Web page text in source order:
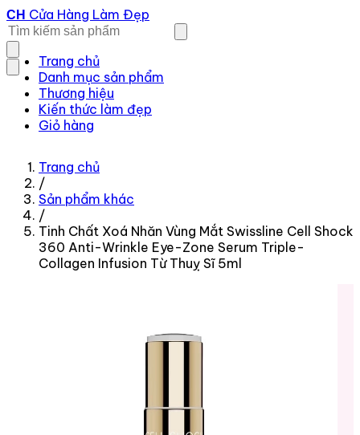
CH Cửa Hàng Làm Đẹp
Trang chủ
Danh mục sản phẩm
Thương hiệu
Kiến thức làm đẹp
Giỏ hàng
Trang chủ
/
Sản phẩm khác
/
Tinh Chất Xoá Nhăn Vùng Mắt Swissline Cell Shock
360 Anti-Wrinkle Eye-Zone Serum Triple-
Collagen Infusion Từ Thuỵ Sĩ 5ml